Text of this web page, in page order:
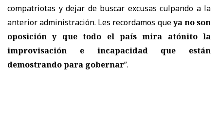
compatriotas y dejar de buscar excusas culpando a la
anterior administración. Les recordamos queya no son
oposición y que todo el país mira atónito la
improvisación e incapacidad que están
demostrando para gobernar”.